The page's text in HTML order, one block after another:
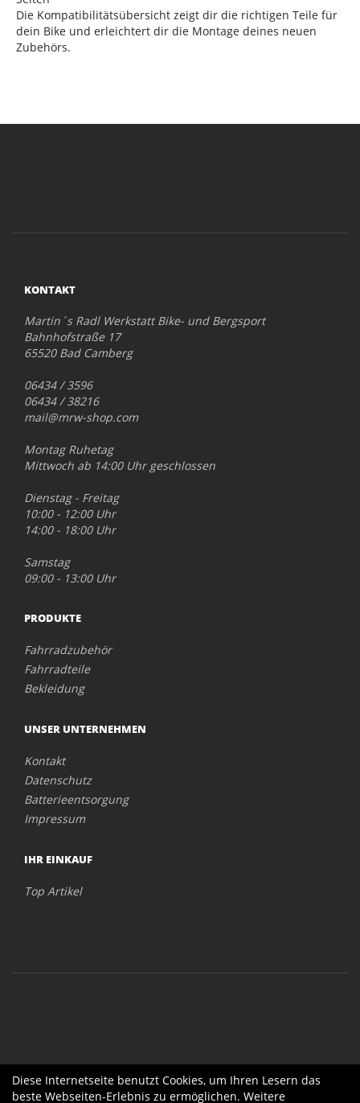
Die Kompatibilitätsübersicht zeigt dir die richtigen Teile für
dein Bike und erleichtert dir die Montage deines neuen
Zubehörs.
KONTAKT
Martin´s Radl Werkstatt Bike- und Bergsport
Bahnhofstraße 17
65520 Bad Camberg
06434 / 3596
06434 / 38216
mail@mrw-shop.com
Montag Ruhetag
Mittwoch ab 14:00 Uhr geschlossen
Dienstag - Freitag
10:00 - 12:00 Uhr
14:00 - 18:00 Uhr
Samstag
09:00 - 13:00 Uhr
PRODUKTE
Fahrradzubehör
Fahrradteile
Bekleidung
UNSER UNTERNEHMEN
Kontakt
Datenschutz
Batterieentsorgung
Impressum
IHR EINKAUF
Top Artikel
Diese Internetseite benutzt Cookies, um Ihren Lesern das
beste Webseiten-Erlebnis zu ermöglichen. Weitere